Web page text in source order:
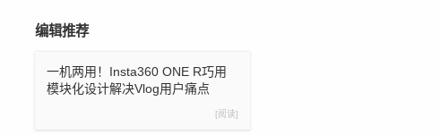
编辑推荐
一机两用！Insta360 ONE R巧用
模块化设计解决Vlog用户痛点
[阅读]